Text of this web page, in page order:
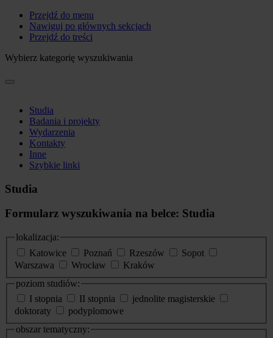
Przejdź do menu
Nawiguj po głównych sekcjach
Przejdź do treści
Wybierz kategorię wyszukiwania
Studia
Badania i projekty
Wydarzenia
Kontakty
Inne
Szybkie linki
Studia
Formularz wyszukiwania na belce: Studia
lokalizacja:
Katowice
Poznań Rzeszów
Sopot
Warszawa
Wrocław
Kraków
poziom studiów:
I stopnia
II stopnia
jednolite magisterskie
doktoraty
podyplomowe
obszar tematyczny: